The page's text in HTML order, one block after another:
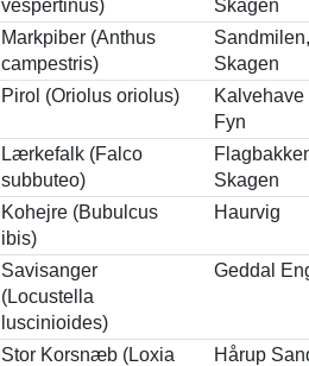
vespertinus)
Skagen
Markpiber (Anthus
campestris)
Sandmilen,
Skagen
Pirol (Oriolus oriolus)
Kalvehave
Fyn
Lærkefalk (Falco
subbuteo)
Skagen
Kohejre (Bubulcus
ibis)
Haurvig
Savisanger
(Locustella
luscinioides)
Geddal
Stor Korsnæb (Loxia
Hårup